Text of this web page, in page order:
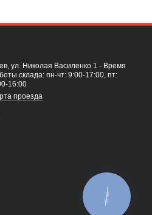
ул. Николая Василенко 1 - Время
склада: пн-чт: 9:00-17:00, пт:
16:00
проезда
КНОПКА
ЗВ'ЯЗКУ